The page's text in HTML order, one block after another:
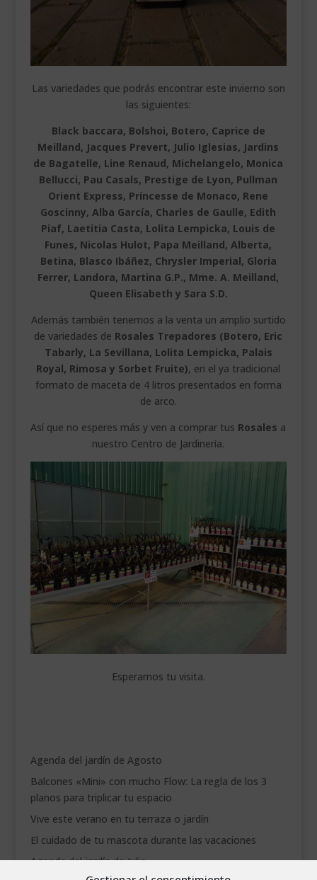
Las variedades que podrás encontrar este invierno son
las siguientes:
Black baccara, Bolshoi, Botero, Caprice de
Meilland, Jacques Prevert, Julio Iglesias, Jardins
de Bagatelle, Line Renaud, Michelangelo, Monica
Bellucci, Pau Casals, Prestige de Lyon, Pullman
Orient Express, Princesse de Monaco, Rene
Goscinny, Alba García, Charles de Gaulle, Edith
Piaf, Laetitia Casta, Lolita Lempicka, Louis de
Funes, Nicolas Hulot, Papa Meilland, Alberta,
Betina, Blasco Ibáñez, Chrysler Imperial, Gloria
Ferrer, Landora, Martina G.P., Mme. A. Meilland,
Queen Elisabeth y Sara S.D.
Además también tenemos a la venta un amplio surtido
de variedades de Rosales Trepadores (Botero, Eric
Tabarly, La Sevillana, Lolita Lempicka, Palais
Royal, Rimosa y Sorbet Fruite), en el ya tradicional
formato de maceta de 4 litros presentados en forma
de arco.
Así que no esperes más y ven a comprar tus Rosales a
nuestro Centro de Jardinería.
Esperamos tu visita.
Agenda del jardín de Agosto
Balcones «Mini» con mucho Flow: La regla de los 3
planos para triplicar tu espacio
Vive este verano en tu terraza o jardín
El cuidado de tu mascota durante las vacaciones
Agenda del jardín de Julio